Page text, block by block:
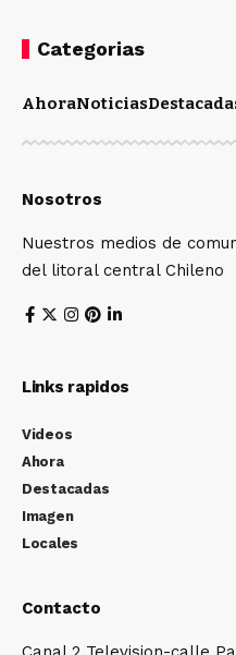
Categorias
AhoraNoticias
Nosotros
Nuestros medios de
del litoral central Chileno
Links rapidos
Videos
Ahora
Destacadas
Imagen
Locales
Contacto